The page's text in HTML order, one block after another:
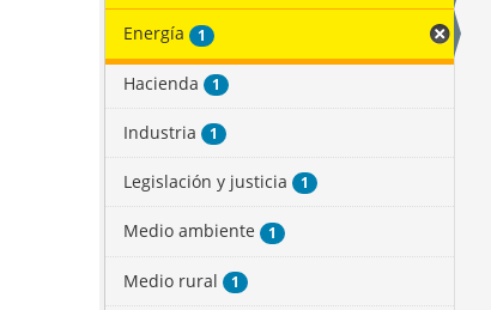
Energía 1
Hacienda 1
Industria 1
Legislación y justicia 1
Medio ambiente 1
Medio rural 1